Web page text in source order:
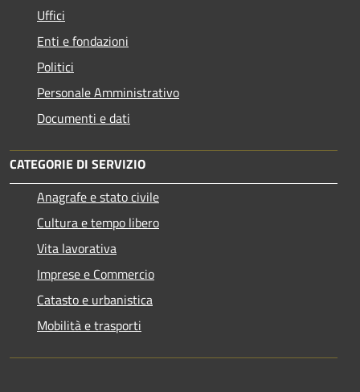
Uffici
Enti e fondazioni
Politici
Personale Amministrativo
Documenti e dati
CATEGORIE DI SERVIZIO
Anagrafe e stato civile
Cultura e tempo libero
Vita lavorativa
Imprese e Commercio
Catasto e urbanistica
Mobilità e trasporti